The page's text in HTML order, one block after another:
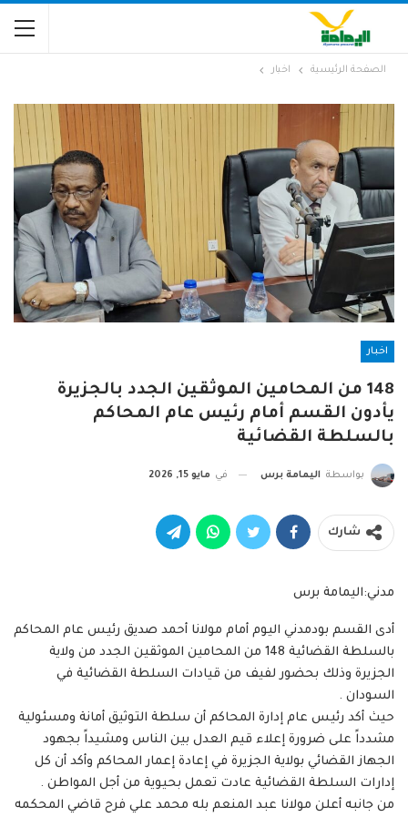
الصفحة الرئيسية اخبار
اخبار
148 من المحامين الموثقين الجدد بالجزيرة
يأدون القسم أمام رئيس عام المحاكم
بالسلطة القضائية
بواسطة اليمامة برس في مايو 15, 2026
شارك
مدني:اليمامة برس
أدى القسم بودمدني اليوم أمام مولانا أحمد صديق رئيس عام المحاكم
بالسلطة القضائية 148 من المحامين الموثقين الجدد من ولاية
الجزيرة وذلك بحضور لفيف من قيادات السلطة القضائية في
السودان .
حيث أكد رئيس عام إدارة المحاكم أن سلطة التوثيق أمانة ومسئولية
مشدداً على ضرورة إعلاء قيم العدل بين الناس ومشيداً بجهود
الجهاز القضائي بولاية الجزيرة في إعادة إعمار المحاكم وأكد أن كل
إدارات السلطة القضائية عادت تعمل بحيوية من أجل المواطن .
من جانبه أعلن مولانا عبد المنعم بله محمد علي فرح قاضي المحكمه